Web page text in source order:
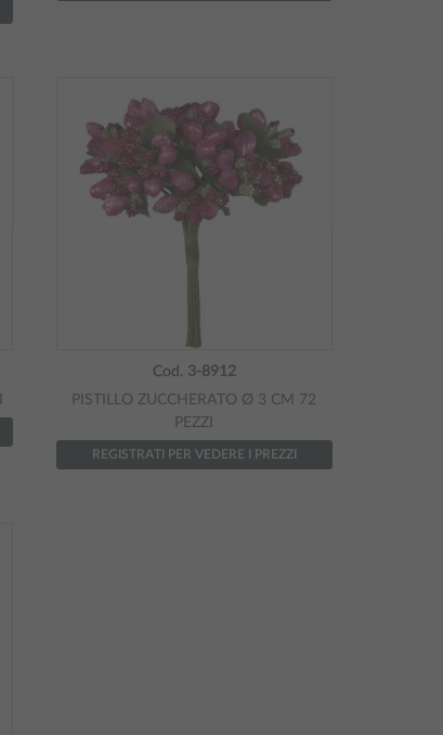
Cod. 3-8912
PISTILLO ZUCCHERATO Ø 3 CM 72
PEZZI
REGISTRATI PER VEDERE I PREZZI